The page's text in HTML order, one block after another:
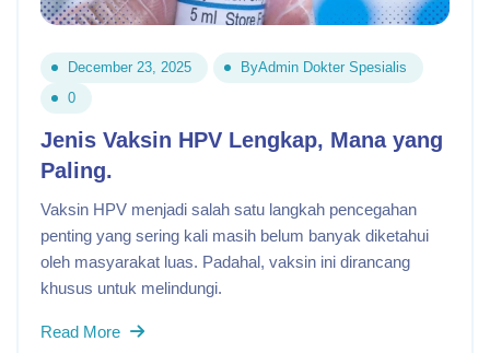
December 23, 2025 ByAdmin Dokter Spesialis
0
Jenis Vaksin HPV Lengkap, Mana yang
Paling.
Vaksin HPV menjadi salah satu langkah pencegahan
penting yang sering kali masih belum banyak diketahui
oleh masyarakat luas. Padahal, vaksin ini dirancang
khusus untuk melindungi.
Read More